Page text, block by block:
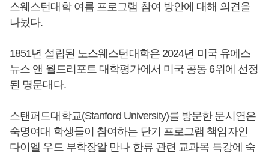
스웨스턴대학 여름 프로그램 참여 방안에 대해 의견을
나눴다.
1851년 설립된 노스웨스턴대학은 2024년 미국 유에스
뉴스 앤 월드리포트 대학평가에서 미국 공동 6위에 선정
된 명문대다.
스탠퍼드대학교(Stanford University)를 방문한 문시연은
숙명여대 학생들이 참여하는 단기 프로그램 책임자인
다이엘 우드 부학장알 만나 한류 관련 교과목 특강에 숙